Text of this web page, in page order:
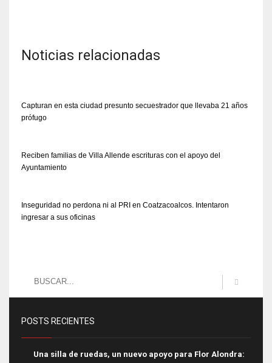
Noticias relacionadas
Capturan en esta ciudad presunto secuestrador que llevaba 21 años
prófugo
Reciben familias de Villa Allende escrituras con el apoyo del
Ayuntamiento
Inseguridad no perdona ni al PRI en Coatzacoalcos. Intentaron
ingresar a sus oficinas
POSTS RECIENTES
Una silla de ruedas, un nuevo apoyo para Flor Alondra: